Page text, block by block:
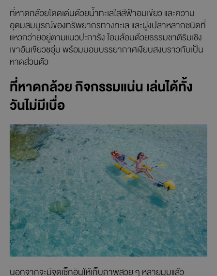
ที่หาดกล้วยโดดเด่นด้วยน้ำทะเลใสสีฟ้าอมเขียว และความ
อุดมสมบูรณ์ของทรัพยากรทางทะเล และฝูงปลาหลากชนิดที่
แหวกว่ายอยู่ตามแนวปะการัง โอบล้อมด้วยธรรมชาติริมเชิง
เขาอันเขียวชอุ่ม พร้อมมอบบรรยากาศเงียบสงบราวกับเป็น
หาดส่วนตัว
ที่หาดกล้วย กิจกรรมแน่น เล่นได้ทั้ง
วันไม่มีเบื่อ
นอกจากจะมีจุดเช็กอินให้เก็บภาพสวย ๆ หลายมุมแล้ว